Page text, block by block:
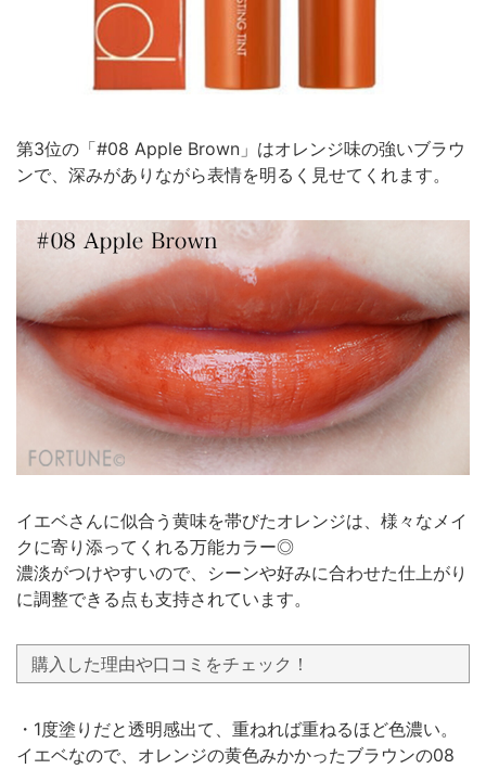
第3位の「#08 Apple Brown」はオレンジ味の強いブラウ
ンで、深みがありながら表情を明るく見せてくれます。
イエベさんに似合う黄味を帯びたオレンジは、様々なメイ
クに寄り添ってくれる万能カラー◎
濃淡がつけやすいので、シーンや好みに合わせた仕上がり
に調整できる点も支持されています。
購入した理由や口コミをチェック！
・1度塗りだと透明感出て、重ねれば重ねるほど色濃い。
イエベなので、オレンジの黄色みかかったブラウンの08